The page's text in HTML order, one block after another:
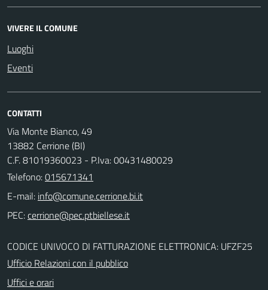
VIVERE IL COMUNE
Luoghi
Eventi
CONTATTI
Via Monte Bianco, 49
13882 Cerrione (BI)
C.F. 81019360023 - P.Iva: 00431480029
Telefono:015671341
E-mail:
PEC:
CODICE UNIVOCO DI FATTURAZIONE ELETTRONICA: UFZF25
Ufficio Relazioni con il pubblico
Uffici e orari